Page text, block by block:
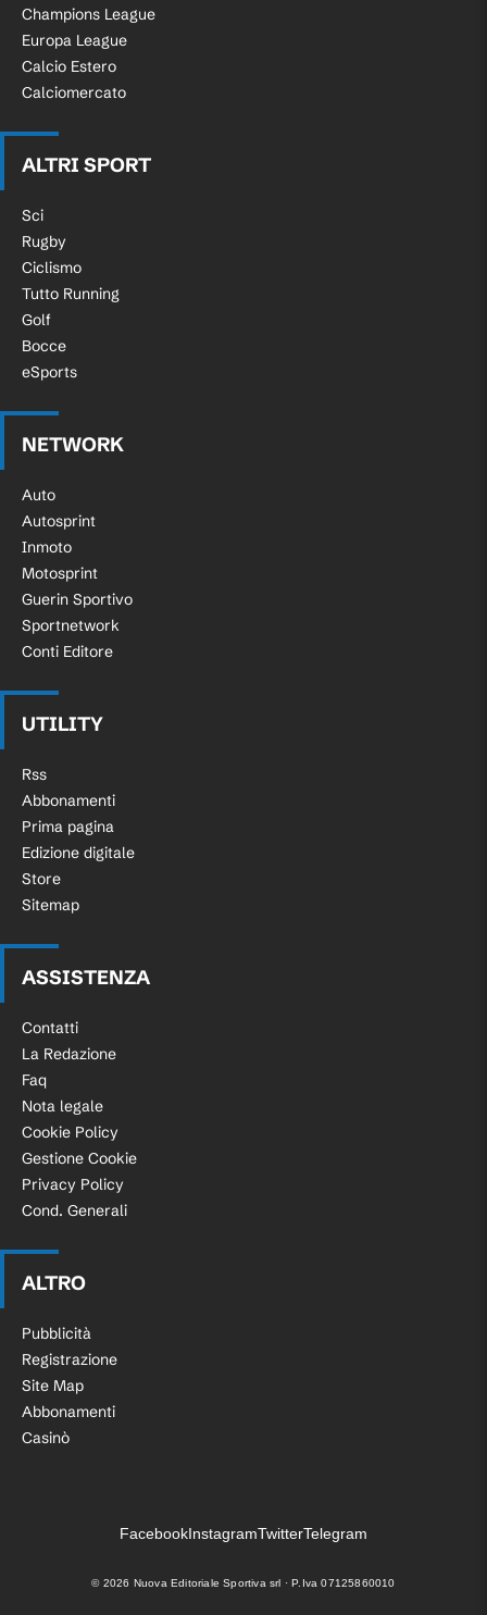
Champions League
Europa League
Calcio Estero
Calciomercato
ALTRI SPORT
Sci
Rugby
Ciclismo
Tutto Running
Golf
Bocce
eSports
NETWORK
Auto
Autosprint
Inmoto
Motosprint
Guerin Sportivo
Sportnetwork
Conti Editore
UTILITY
Rss
Abbonamenti
Prima pagina
Edizione digitale
Store
Sitemap
ASSISTENZA
Contatti
La Redazione
Faq
Nota legale
Cookie Policy
Gestione Cookie
Privacy Policy
Cond. Generali
ALTRO
Pubblicità
Registrazione
Site Map
Abbonamenti
Casinò
FacebookInstagramTwitterTelegram
© 2026 Nuova Editoriale Sportiva srl · P.Iva 07125860010